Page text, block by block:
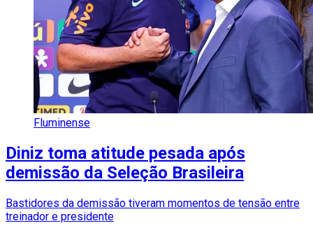
Fluminense
Diniz toma atitude pesada após
demissão da Seleção Brasileira
Bastidores da demissão tiveram momentos de tensão entre
treinador e presidente